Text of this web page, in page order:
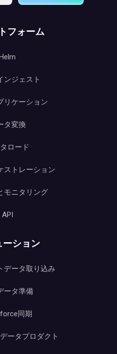
フォーム
ンジェスト
リケーション
タ変換
ロード
ストレーション
モニタリング
API
ーション
データ取り込み
ータ準備
同期
ータプロダクト